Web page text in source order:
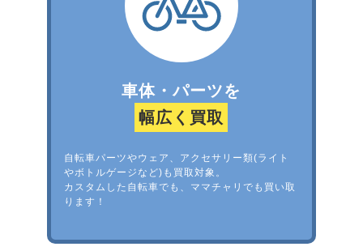
車体・パーツを
幅広く買取
自転車パーツやウェア、アクセサリー類(ライト
やボトルゲージなど)も買取対象。
カスタムした自転車でも、ママチャリでも買い取
ります！